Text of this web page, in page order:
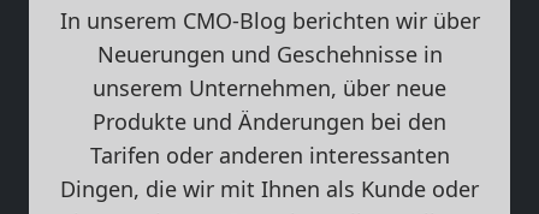
In unserem CMO-Blog berichten wir über
Neuerungen und Geschehnisse in
unserem Unternehmen, über neue
Produkte und Änderungen bei den
Tarifen oder anderen interessanten
Dingen, die wir mit Ihnen als Kunde oder